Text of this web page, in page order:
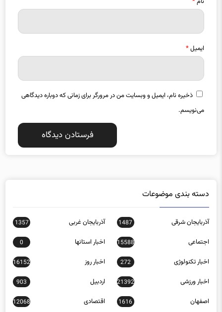
ایمیل*
ذخیره نام، ایمیل و وبسایت من در مرورگر برای زمانی که دوباره دیدگاهی
می‌نویسم.
دسته بندی موضوعات
آذربایجان شرقی 1487 آذربایجان غربی 1357
اجتماعی 15588 اخبار استانها 0
اخبار تکنولوژی 272 اخبار روز 16152
اخبار ورزشی 21392 اردبیل 903
اصفهان 1616 اقتصادی 12068